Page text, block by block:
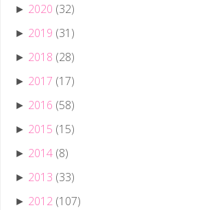
► 2020 (32)
► 2019 (31)
► 2018 (28)
► 2017 (17)
► 2016 (58)
► 2015 (15)
► 2014 (8)
► 2013 (33)
► 2012 (107)